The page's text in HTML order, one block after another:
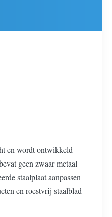
en wordt ontwikkeld
geen zwaar metaal
staalplaat aanpassen
en roestvrij staalblad